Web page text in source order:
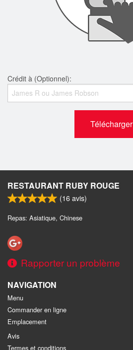
Crédit à (Optionnel):
Télécharger
RESTAURANT RUBY ROUGE
(16avis)
Repas: Asiatique, Chinese
Rapporter un problème
NAVIGATION
Menu
Commander en ligne
Emplacement
Avis
Termes et conditions